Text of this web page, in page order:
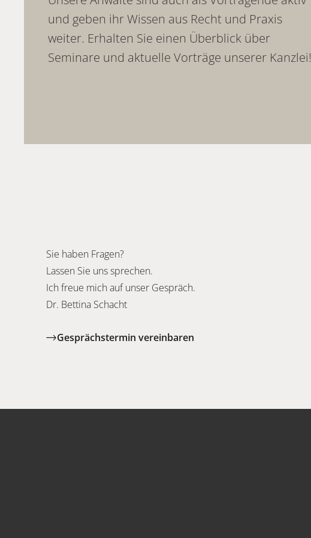
und geben ihr Wissen aus Recht und Praxis
weiter. Erhalten Sie einen Überblick über
Seminare und aktuelle Vorträge unserer Kanzlei!
Sie haben Fragen?
Lassen Sie unssprechen.
Ich freue mich auf unser Gespräch.
Dr. Bettina Schacht
Gesprächstermin vereinbaren